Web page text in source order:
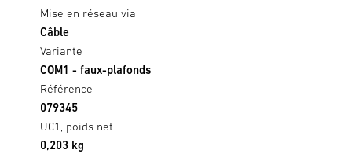
Mise en réseau via
Câble
Variante
COM1 - faux-plafonds
Référence
079345
UC1, poids net
0,203 kg